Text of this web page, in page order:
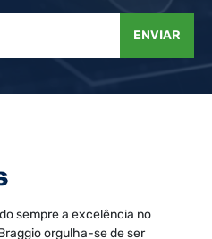
ENVIAR
sempre a excelência no
orgulha-se de ser